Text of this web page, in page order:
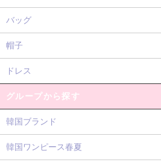
バッグ
帽子
ドレス
グループから探す
韓国ブランド
韓国ワンピース春夏